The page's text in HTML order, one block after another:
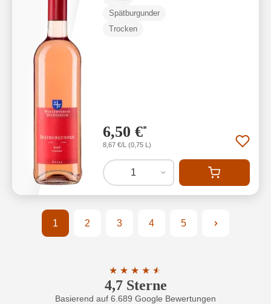
Spätburgunder
Trocken
6,50 €*
8,67 €/L (0,75 L)
1
Seite
1
Seite
2
Seite
3
Seite
4
Seite
5
4,7 Sterne
★ ★ ★ ★ ★
★
Durchschnittliche Bewertung von 4.7
Basierend auf 6.689 Google Bewertungen